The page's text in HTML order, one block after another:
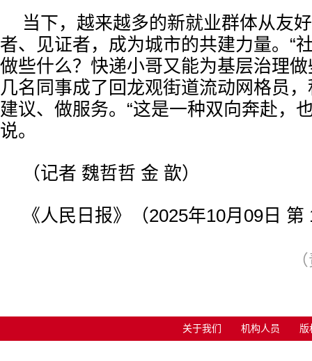
当下，越来越多的新就业群体从友
者、见证者，成为城市的共建力量。“
做些什么？快递小哥又能为基层治理做
几名同事成了回龙观街道流动网格员
建议、做服务。“这是一种双向奔赴，
说。
（记者 魏哲哲 金 歆）
《人民日报》（2025年10月09日 第
关于我们 机构人员 版